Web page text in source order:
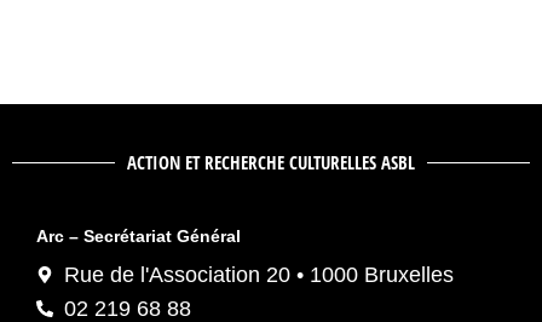
ACTION ET RECHERCHE CULTURELLES ASBL
Arc – Secrétariat Général
Rue de l'Association 20 • 1000 Bruxelles
02 219 68 88